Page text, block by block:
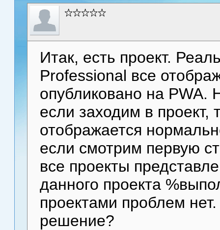
Итак, есть проект.
Professional все
опубликовано на PWA.
если заходим в проект,
отображается
если смотрим первую
все проекты
данного проекта
проектами проблем
решение?